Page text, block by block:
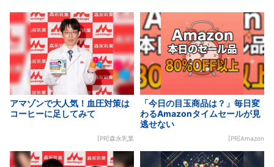
アマゾンで大人気！血圧対策は
コーヒーに足してみて
[PR]森永乳業
「今日の目玉商品は？」毎日変
わるAmazonタイムセールが見
逃せない
[PR]Amazon